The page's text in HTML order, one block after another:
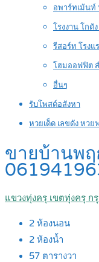
อพาร์ทเม้นท์
โรงงาน โกดั
รีสอร์ท โรงแ
โฮมออฟฟิต
อื่นๆ
รับโพสต์อสังหา
หวยเด็ด เลขดัง หว
ขายบ้านพ
แขวงทุ่งครุ เขตทุ่งครุ ก
2 ห้องนอน
2 ห้องน้ำ
57 ตารางวา